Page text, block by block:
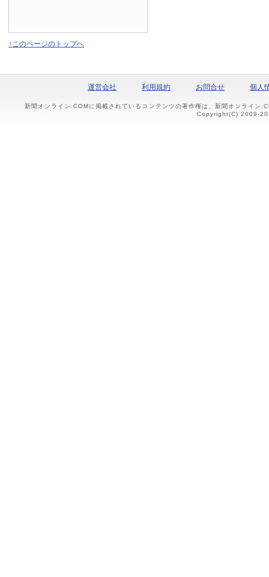
↑このページのトップへ
運営会社 利用規約 お問合せ 個人
新聞オンライン.COMに掲載されているコンテンツの著作権は、新聞オンライン
Copyright(C) 2009-